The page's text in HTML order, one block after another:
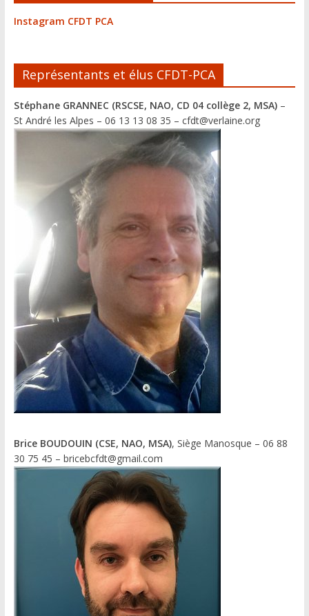
Instagram CFDT PCA
Représentants et élus CFDT-PCA
Stéphane GRANNEC (RSCSE, NAO, CD 04 collège 2, MSA)–
St André les Alpes – 06 13 13 08 35 – cfdt@verlaine.org
Brice BOUDOUIN (CSE, NAO, MSA), Siège Manosque – 06 88
30 75 45 – bricebcfdt@gmail.com